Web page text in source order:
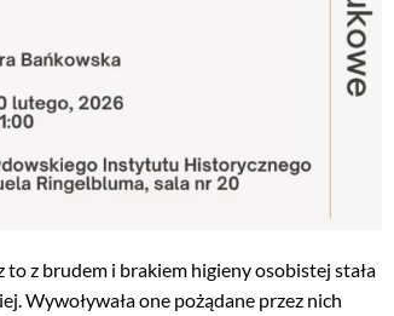
z brudem i brakiem higieny osobistej stała
Wywoływała one pożądane przez nich